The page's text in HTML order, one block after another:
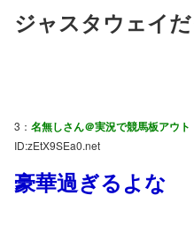
ジャスタウェイ
3： 名無しさん＠実況で競馬板アウト
ID:zEtX9SEa0.net
豪華過ぎるよな